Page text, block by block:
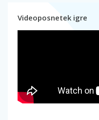
Videoposnetek igre